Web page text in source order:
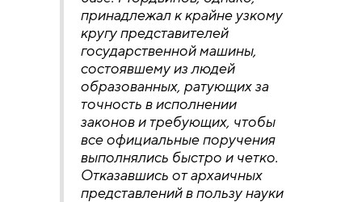
принадлежал к крайне узкому
кругу представителей
государственной машины,
состоявшему из людей
образованных, ратующих за
точность в исполнении
законов и требующих, чтобы
все официальные поручения
выполнялись быстро и четко.
Отказавшись от архаичных
представлений в пользу науки